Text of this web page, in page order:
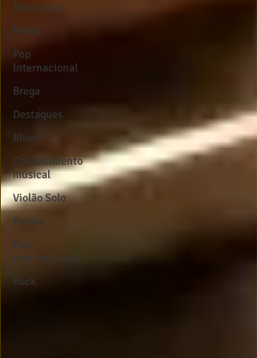
Mais vistos
Hinos
Pop
Internacional
Brega
Destaques
Blues
Conhecimento
musical
Violão Solo
Poesia
Pop
Internacional
Rock